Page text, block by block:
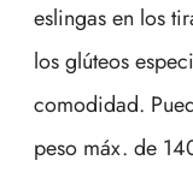
eslingas en los
los glúteos
comodidad.
peso máx. de